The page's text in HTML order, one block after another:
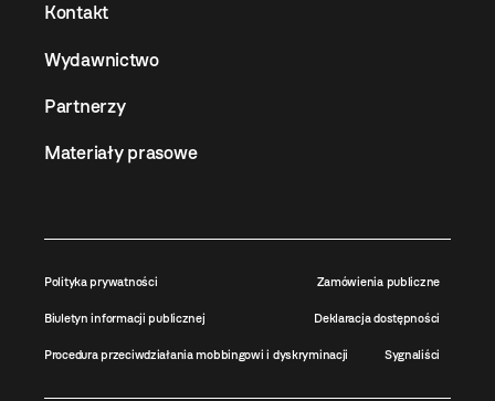
Kontakt
Wydawnictwo
Partnerzy
Materiały prasowe
Polityka prywatności Zamówienia publiczne
Biuletyn informacji publicznej Deklaracja dostępności
Procedura przeciwdziałania mobbingowi i dyskryminacji Sygnaliści